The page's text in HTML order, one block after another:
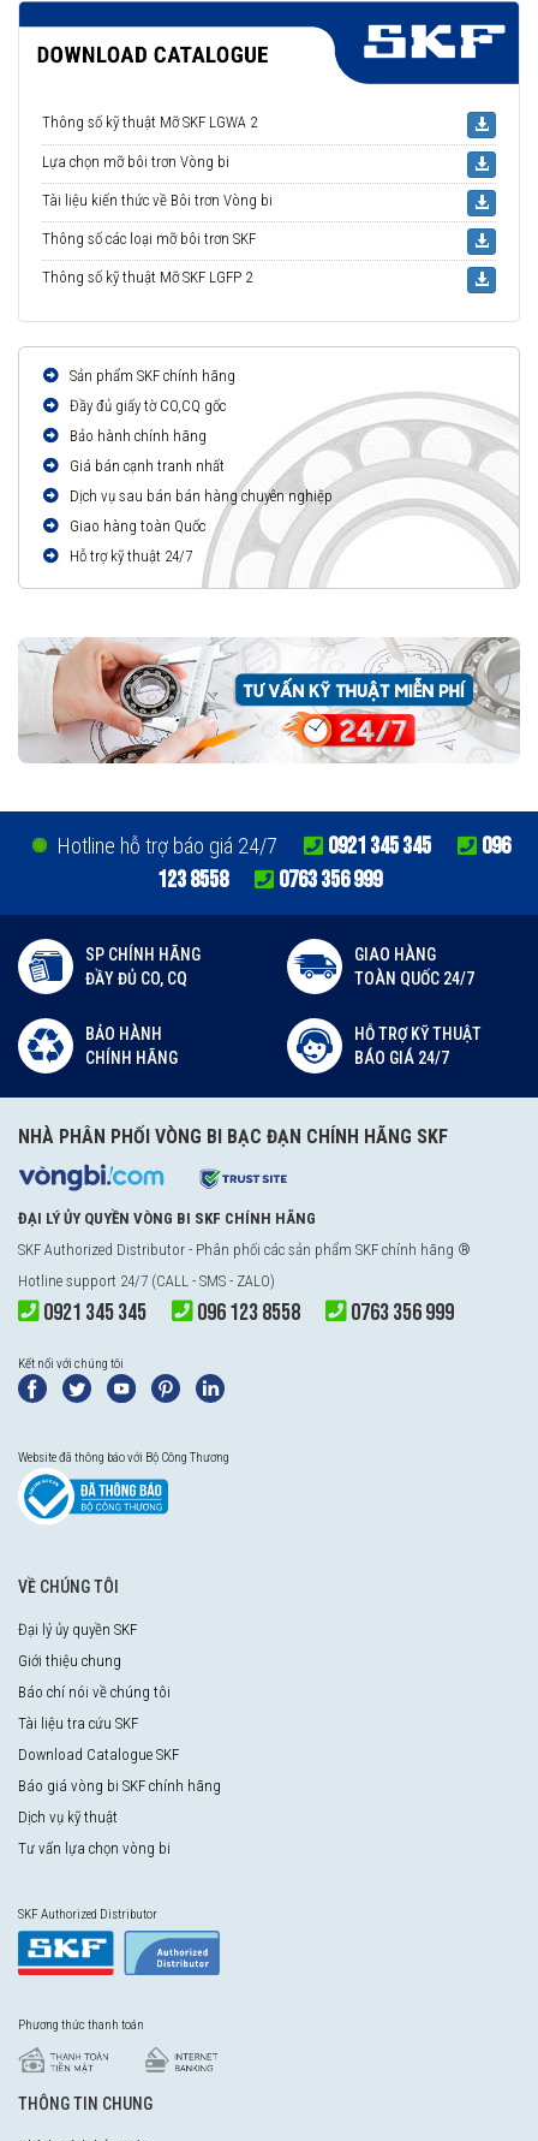
Thông số kỹ thuật Mỡ SKF LGWA 2
Lựa chọn mỡ bôi trơn Vòng bi
Tài liệu kiến thức về Bôi trơn Vòng bi
Thông số các loại mỡ bôi trơn SKF
Thông số kỹ thuật Mỡ SKF LGFP 2
Sản phẩm SKF chính hãng
Đầy đủ giấy tờ CO,CQ gốc
Bảo hành chính hãng
Giá bán cạnh tranh nhất
Dịch vụ sau bán bán hàng chuyên nghiệp
Giao hàng toàn Quốc
Hỗ trợ kỹ thuật 24/7
Hotline hỗ trợ báo giá 24/7 0921 345 345
096
123 8558
0763 356 999
SP CHÍNH HÃNG
ĐẦY ĐỦ CO, CQ
GIAO HÀNG
TOÀN QUỐC 24/7
BẢO HÀNH
CHÍNH HÃNG
HỖ TRỢ KỸ THUẬT
BÁO GIÁ 24/7
NHÀ PHÂN PHỐI VÒNG BI BẠC ĐẠN CHÍNH HÃNG SKF
ĐẠI LÝ ỦY QUYỀN VÒNG BI SKF CHÍNH HÃNG
SKF Authorized Distributor - Phân phối các sản phẩm SKF chính hãng ®
Hotline support 24/7 (CALL - SMS - ZALO)
0921 345 345 096 123 8558 0763 356 999
Kết nối với chúng tôi
Website đã thông báo với Bộ Công Thương
VỀ CHÚNG TÔI
Đại lý ủy quyền SKF
Giới thiệu chung
Báo chí nói về chúng tôi
Tài liệu tra cứu SKF
Download Catalogue SKF
Báo giá vòng bi SKF chính hãng
Dịch vụ kỹ thuật
Tư vấn lựa chọn vòng bi
SKF Authorized Distributor
Phương thức thanh toán
THÔNG TIN CHUNG